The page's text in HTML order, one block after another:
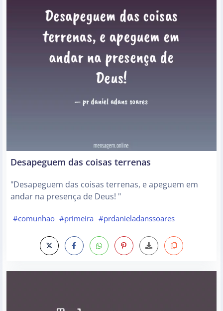
Desapeguem das coisas terrenas
"Desapeguem das coisas terrenas, e apeguem em
andar na presença de Deus! "
#comunhao #primeira #prdanieladanssoares